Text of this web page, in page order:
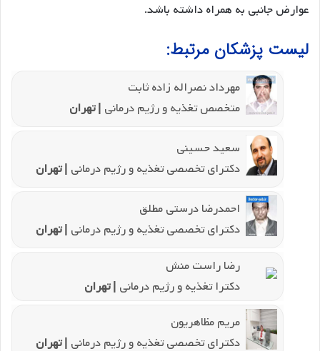
عوارض جانبی به همراه داشته باشد.
لیست پزشکان مرتبط:
مهرداد نصراله زاده ثابت
متخصص تغذیه و رژیم درمانی | تهران
سعید حسینی
دکترای تخصصی تغذیه و رژیم درمانی | تهران
احمدرضا درستی مطلق
دکترای تخصصی تغذیه و رژیم درمانی | تهران
رضا راست منش
دکترا تغذیه و رژیم درمانی | تهران
مریم مظاهریون
دکترای تخصصی تغذیه و رژیم درمانی | تهران